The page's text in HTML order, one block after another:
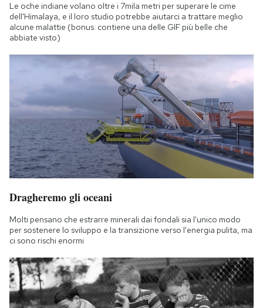
Le oche indiane volano oltre i 7mila metri per superare le cime
dell'Himalaya, e il loro studio potrebbe aiutarci a trattare meglio
alcune malattie (bonus: contiene una delle GIF più belle che
abbiate visto)
Dragheremo gli oceani
Molti pensano che estrarre minerali dai fondali sia l'unico modo
per sostenere lo sviluppo e la transizione verso l'energia pulita, ma
ci sono rischi enormi